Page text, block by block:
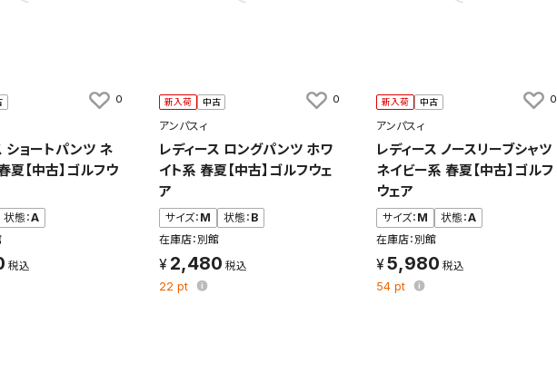
ショートパンツ ネ
夏【中古】ゴルフウ
状態：A
0 新入荷 中古
アンパスィ
レディース ロングパンツ ホワ
イト系 春夏【中古】ゴルフウェ
ア
サイズ： M 状態： B
在庫店：別館
2,480
22 pt
0 新入荷 中古
アンパスィ
レディース ノースリーブシャツ
ネイビー系 春夏【中古】ゴルフ
ウェア
サイズ： M 状態：A
在庫店：別館
5,980
54 pt
0
ト内の「お知らせ」で通知します。
れた検索条件は変更できません。
変更したい場合は、マイページの「保存検索条件一覧」から画面を表示し、条件を変更
保存する
キャンセル